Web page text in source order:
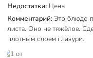
машине
С рисунком
Недостатки: Цена
Комментарий: Это блюдо
листа. Оно не тяжёлое.
плотным слоем глазури.